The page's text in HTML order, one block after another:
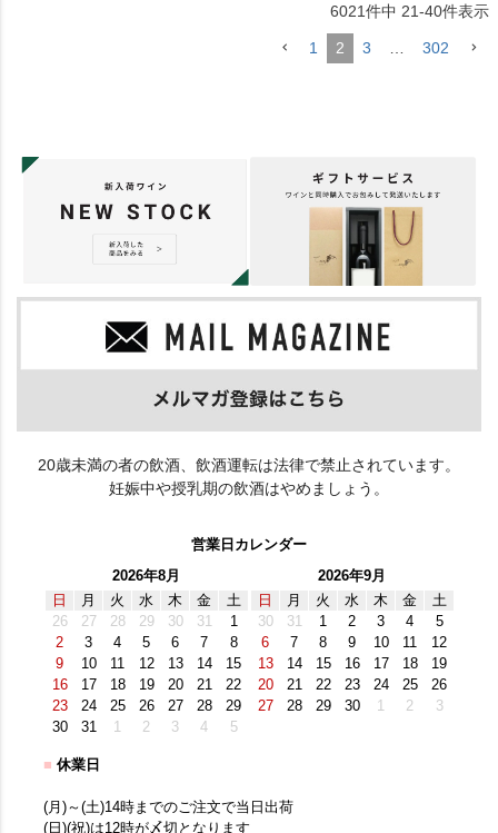
6021件中 21-40件表示
1 2 3 302
20歳未満の者の飲酒、飲酒運転は法律で禁止されています。
妊娠中や授乳期の飲酒はやめましょう。
営業日カレンダー
2026年8月
日
月 火 水 木 金
土
26
27 28 29 30 31
1
2
3 4 5 6 7
8
9
10 11 12 13 14
15
16
17 18 19 20 21
22
23
24 25 26 27 28
29
30
31 1 2 3 4 5
2026年9月
日
月 火 水 木 金
土
30
31 1 2 3 4
5
6
7 8 9 10 11
12
13
14 15 16 17 18
19
20
21 22 23 24 25
26
27
28 29 30 1 2 3
■ 休業日
(月)～(土)14時までのご注文で当日出荷
(日)(祝)は12時が〆切となります